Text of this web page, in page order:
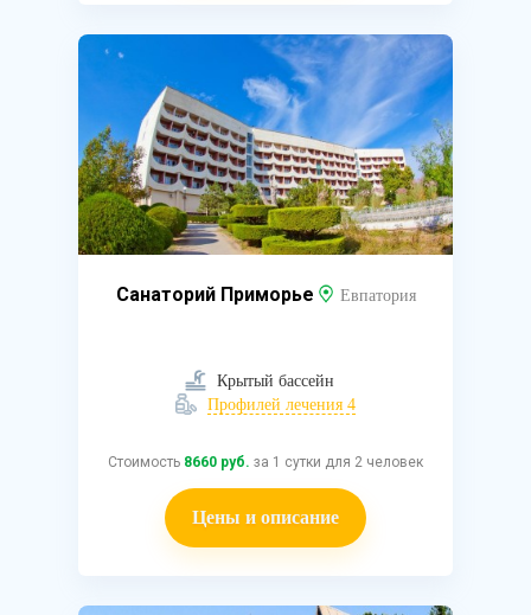
Санаторий Приморье Евпатория
Крытый бассейн
Профилей лечения 4
Стоимость 8660 руб. за 1 сутки для 2 человек
Цены и описание